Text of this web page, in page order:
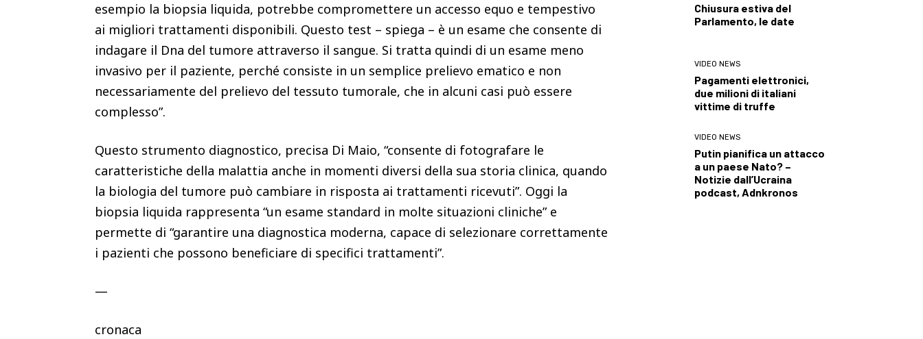
esempio la biopsia liquida, potrebbe compromettere un accesso equo e tempestivo
ai migliori trattamenti disponibili. Questo test – spiega – è un esame che consente di
indagare il Dna del tumore attraverso il sangue. Si tratta quindi di un esame meno
invasivo per il paziente, perché consiste in un semplice prelievo ematico e non
necessariamente del prelievo del tessuto tumorale, che in alcuni casi può essere
complesso”.
Questo strumento diagnostico, precisa Di Maio, “consente di fotografare le
caratteristiche della malattia anche in momenti diversi della sua storia clinica, quando
la biologia del tumore può cambiare in risposta ai trattamenti ricevuti”. Oggi la
biopsia liquida rappresenta “un esame standard in molte situazioni cliniche” e
permette di “garantire una diagnostica moderna, capace di selezionare correttamente
i pazienti che possono beneficiare di specifici trattamenti”.
—
cronaca
Chiusura estiva del
Parlamento, le date
VIDEO NEWS
Pagamenti elettronici,
due milioni di italiani
vittime di truffe
VIDEO NEWS
Putin pianifica un attacco
a un paese Nato? –
Notizie dall’Ucraina
podcast, Adnkronos